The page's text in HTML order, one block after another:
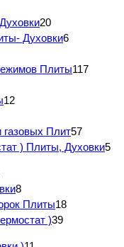
20
Духовки6
Плиты117
12
газовых Плит57
) Плиты, Духовки5
8
Плиты18
)39